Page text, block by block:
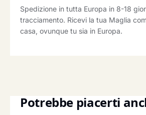
Spedizione in tutta Europa in 8-18
tracciamento. Ricevi la tua Maglia
casa, ovunque tu sia in Europa.
Potrebbe piacerti